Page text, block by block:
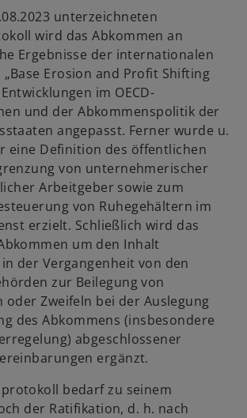
unterzeichneten
wird das Abkommen an
Ergebnisse der internationalen
Erosion and Profit Shifting
im OECD-
und der Abkommenspolitik der
angepasst. Ferner wurde u.
eine Definition des öffentlichen
von unternehmerischer
Arbeitgeber sowie zum
von Ruhegehältern im
erzielt. Schließlich wird das
um den Inhalt
der Vergangenheit von den
zur Beilegung von
oder Zweifeln bei der Auslegung
des Abkommens (insbesondere
abgeschlossener
ergänzt.
bedarf zu seinem
der Ratifikation, d. h. nach